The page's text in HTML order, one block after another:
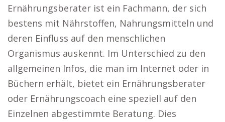
Ernährungsberater ist ein Fachmann, der sich
bestens mit Nährstoffen, Nahrungsmitteln und
deren Einfluss auf den menschlichen
Organismus auskennt. Im Unterschied zu den
allgemeinen Infos, die man im Internet oder in
Büchern erhält, bietet ein Ernährungsberater
oder Ernährungscoach eine speziell auf den
Einzelnen abgestimmte Beratung. Dies